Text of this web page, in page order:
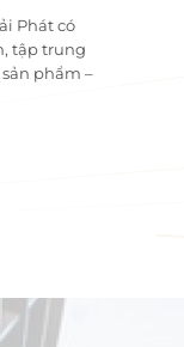
Phát có
tập trung
phẩm –